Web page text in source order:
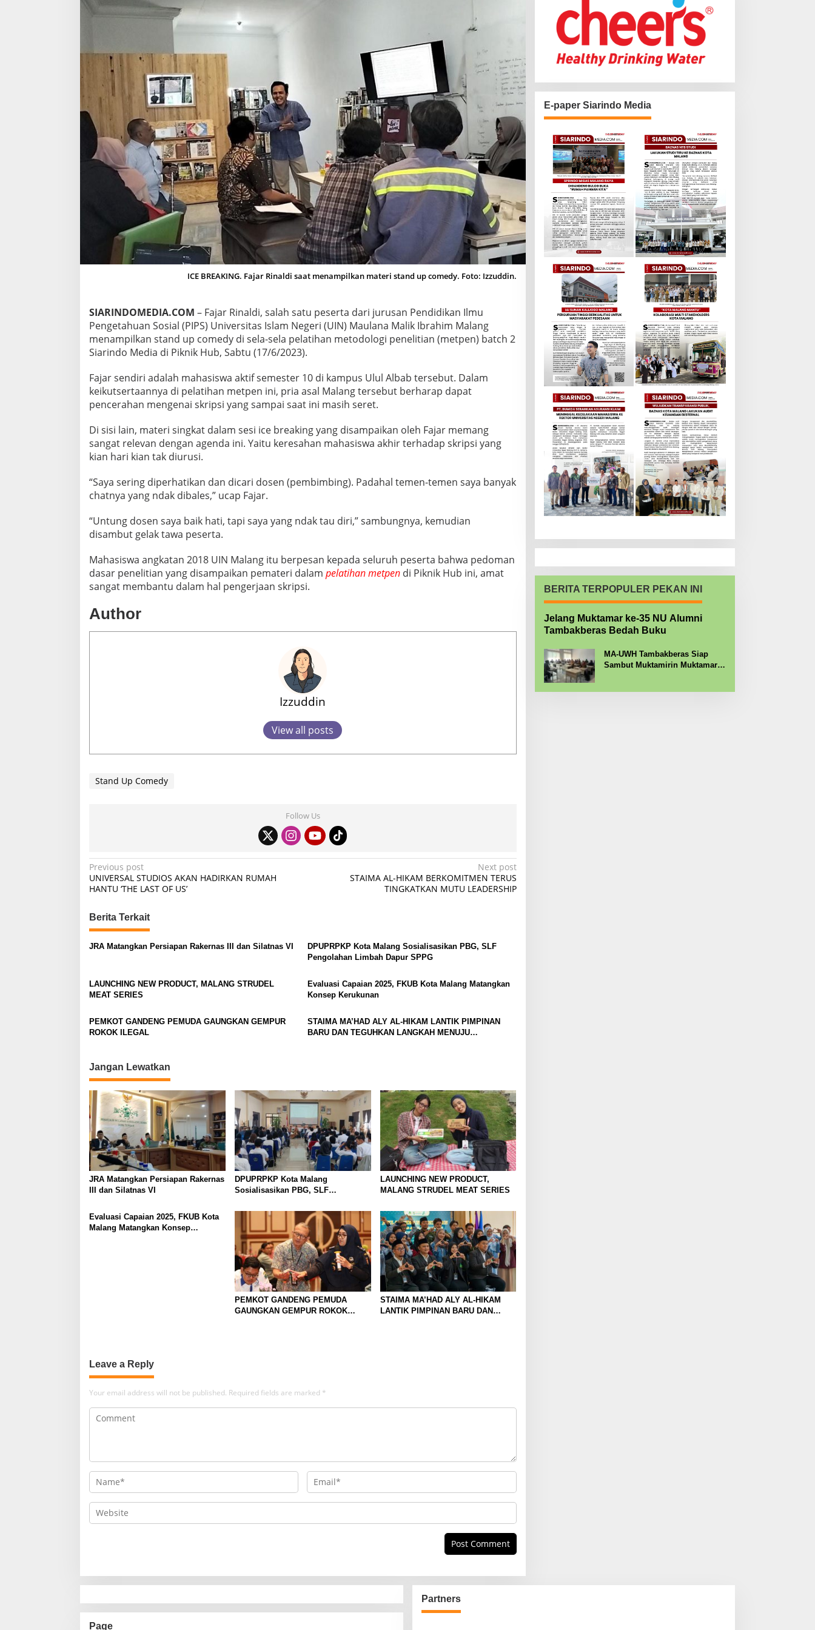
A
N
A
L
D
I
B
A
W
A
K
A
N
S
T
A
U
P
C
O
M
D
Y
D
I
E
L
H
A
M
T
E
N
B
ICE BREAKING. Fajar Rinaldi saat menampilkan materi stand up comedy. Foto: Izzuddin.
SIARINDOMEDIA.COM – Fajar Rinaldi, salah satu peserta dari jurusan Pendidikan Ilmu
Pengetahuan Sosial (PIPS) Universitas Islam Negeri (UIN) Maulana Malik Ibrahim Malang
menampilkan stand up comedy di sela-sela pelatihan metodologi penelitian (metpen) batch 2
Siarindo Media di Piknik Hub, Sabtu (17/6/2023).
Fajar sendiri adalah mahasiswa aktif semester 10 di kampus Ulul Albab tersebut. Dalam
keikutsertaannya di pelatihan metpen ini, pria asal Malang tersebut berharap dapat
pencerahan mengenai skripsi yang sampai saat ini masih seret.
Di sisi lain, materi singkat dalam sesi ice breaking yang disampaikan oleh Fajar memang
sangat relevan dengan agenda ini. Yaitu keresahan mahasiswa akhir terhadap skripsi yang
kian hari kian tak diurusi.
“Saya sering diperhatikan dan dicari dosen (pembimbing). Padahal temen-temen saya banyak
chatnya yang ndak dibales,” ucap Fajar.
“Untung dosen saya baik hati, tapi saya yang ndak tau diri,” sambungnya, kemudian
disambut gelak tawa peserta.
Mahasiswa angkatan 2018 UIN Malang itu berpesan kepada seluruh peserta bahwa pedoman
dasar penelitian yang disampaikan pemateri dalam pelatihan metpen di Piknik Hub ini, amat
sangat membantu dalam hal pengerjaan skripsi.
Author
Izzuddin
View all posts
Stand Up Comedy
Follow Us
P
o
t
a
i
a
t
o
n
Previous post
UNIVERSAL STUDIOS AKAN HADIRKAN RUMAH
HANTU ‘THE LAST OF US’
Next post
STAIMA AL-HIKAM BERKOMITMEN TERUS
TINGKATKAN MUTU LEADERSHIP
Berita Terkait
JRA Matangkan Persiapan Rakernas III dan Silatnas VI
DPUPRPKP Kota Malang Sosialisasikan PBG, SLF
Pengolahan Limbah Dapur SPPG
LAUNCHING NEW PRODUCT, MALANG STRUDEL
MEAT SERIES
Evaluasi Capaian 2025, FKUB Kota Malang Matangkan
Konsep Kerukunan
PEMKOT GANDENG PEMUDA GAUNGKAN GEMPUR
ROKOK ILEGAL
STAIMA MA’HAD ALY AL-HIKAM LANTIK PIMPINAN
BARU DAN TEGUHKAN LANGKAH MENUJU
Jangan Lewatkan
JRA Matangkan Persiapan Rakernas
III dan Silatnas VI
DPUPRPKP Kota Malang
Sosialisasikan PBG, SLF
LAUNCHING NEW PRODUCT,
MALANG STRUDEL MEAT SERIES
Evaluasi Capaian 2025, FKUB Kota
Malang Matangkan Konsep
PEMKOT GANDENG PEMUDA
GAUNGKAN GEMPUR ROKOK
STAIMA MA’HAD ALY AL-HIKAM
LANTIK PIMPINAN BARU DAN
Leave a Reply
Your email address will not be published. Required fields are marked *
E-paper Siarindo Media
BERITA TERPOPULER PEKAN INI
Jelang Muktamar ke-35 NU Alumni
Tambakberas Bedah Buku
MA-UWH Tambakberas Siap
Sambut Muktamirin Muktamar
Page
Partners